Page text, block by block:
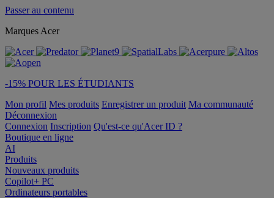
Passer au contenu
Marques Acer
-15% POUR LES ÉTUDIANTS
Mon profil Mes produits Enregistrer un produit Ma communauté
Déconnexion
Connexion Inscription Qu'est-ce qu'Acer ID ?
Boutique en ligne
AI
Produits
Nouveaux produits
Copilot+ PC
Ordinateurs portables